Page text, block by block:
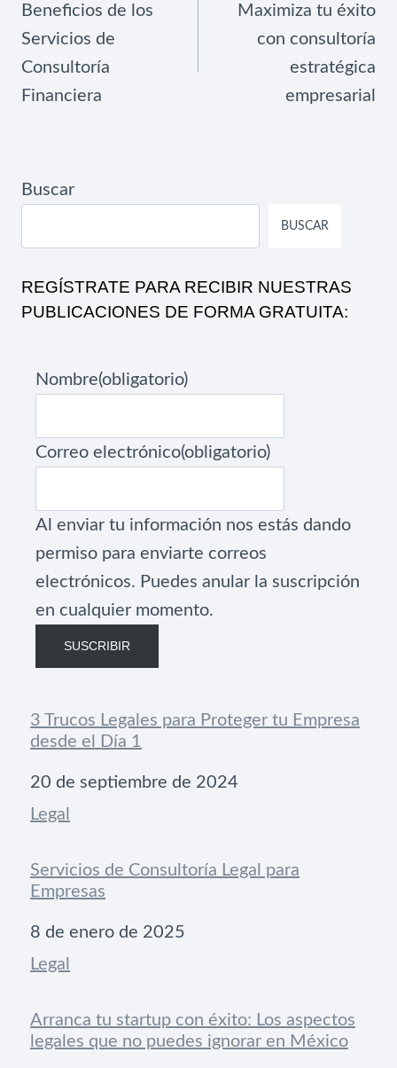
ENTRADAS
Beneficios de los
Servicios de
Consultoría
Financiera
Maximiza tu éxito
con consultoría
estratégica
empresarial
Buscar
BUSCAR
REGÍSTRATE PARA RECIBIR NUESTRAS
PUBLICACIONES DE FORMA GRATUITA:
Nombre(obligatorio)
Correo electrónico(obligatorio)
Al enviar tu información nos estás dando
permiso para enviarte correos
electrónicos. Puedes anular la suscripción
en cualquier momento.
SUSCRIBIR
3 Trucos Legales para Proteger tu Empresa
desde el Día 1
Fecha
20 de septiembre de 2024
Respecto a
Legal
Servicios de Consultoría Legal para
Empresas
Fecha
8 de enero de 2025
Respecto a
Legal
Arranca tu startup con éxito: Los aspectos
legales que no puedes ignorar en México